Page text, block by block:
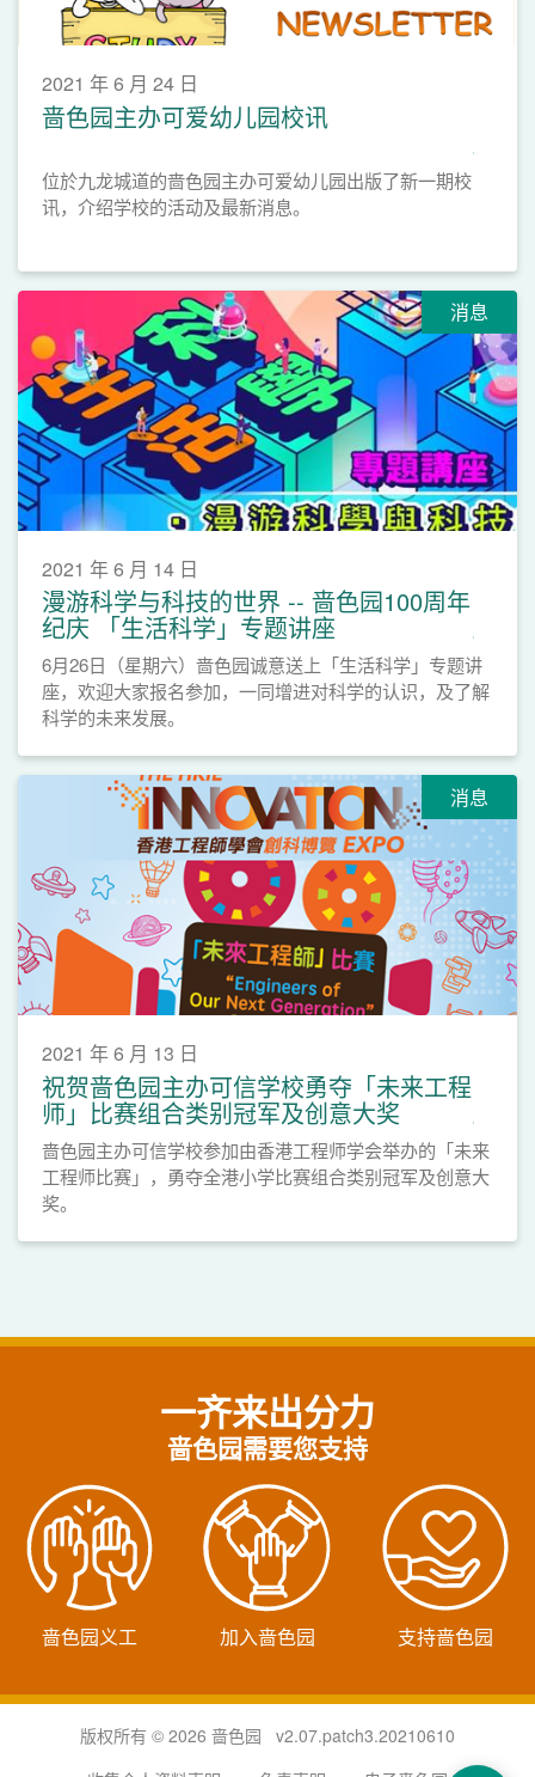
2021 年 6 月 24 日
啬色园主办可爱幼儿园校讯
位於九龙城道的啬色园主办可爱幼儿园出版了新一期校
讯，介绍学校的活动及最新消息。
消息
2021 年 6 月 14 日
漫游科学与科技的世界 -- 啬色园100周年
纪庆 「生活科学」专题讲座
6月26日（星期六）啬色园诚意送上「生活科学」专题讲
座，欢迎大家报名参加，一同增进对科学的认识，及了解
科学的未来发展。
消息
2021 年 6 月 13 日
祝贺啬色园主办可信学校勇夺「未来工程
师」比赛组合类别冠军及创意大奖
啬色园主办可信学校参加由香港工程师学会举办的「未来
工程师比赛」，勇夺全港小学比赛组合类别冠军及创意大
奖。
一齐来出分力
啬色园需要您支持
啬色园义工 加入啬色园 支持啬色园
版权所有 © 2026 啬色园 v2.07.patch3.20210610